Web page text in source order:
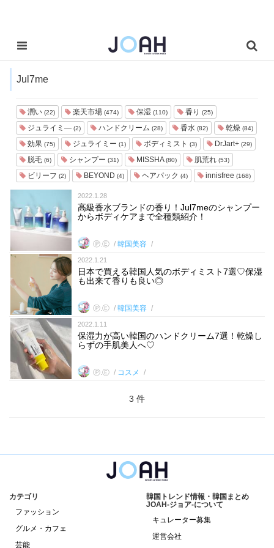
Jul7me
潤い (22) 楽天市場 (474) 保湿 (110) 香り (25)
ジュライミ― (2) ハンドクリーム (28) 香水 (82) 乾燥 (84)
効果 (75) ジュライミー (1) ボディミスト (3) DrJart+ (29)
脱毛 (6) シャンプー (31) MISSHA(80) 肌荒れ (53)
ビリーフ (2) BEYOND (4) ヘアパック (4) innisfree (168)
2022.1.28
高級香水ブランドの香り！Jul7meのシャンプー
からボディケアまで全種類紹介！
Ⓟ.Ⓔ 韓国美容
2022.1.21
日本で買える韓国人気のボディミスト7選♡保湿
も出来て香りも良い◎
Ⓟ.Ⓔ 韓国美容
2022.1.11
保湿力が高い韓国のハンドクリーム7選！乾燥し
らずの手肌美人へ♡
Ⓟ.Ⓔ コスメ
3 件
カテゴリ
ファッション
グルメ・カフェ
芸能
韓国トレンド情報・韓国まとめ
JOAH-ジョア-について
キュレーター募集
運営会社